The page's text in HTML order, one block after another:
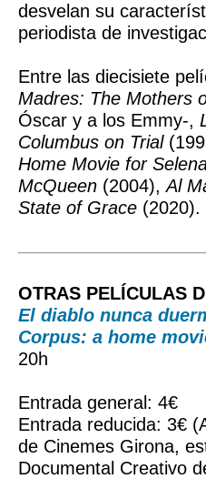
desvelan su
periodista de
Entre las diecisiete
Madres: The Mothers
Óscar y a los Emmy-,
Columbus on Trial
Home Movie for
McQueen (2004),Al
State of Grace (2020).
OTRAS PELÍCULAS
El diablo nunca
Corpus: a home
20h
Entrada general: 4€
Entrada reducida: 3€
de Cinemes Girona,
Documental Creativo